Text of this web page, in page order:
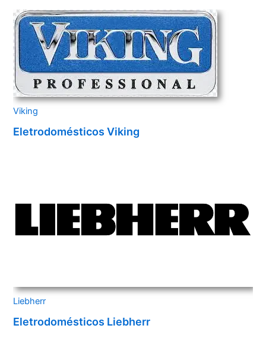
Viking
Eletrodomésticos Viking
Liebherr
Eletrodomésticos Liebherr